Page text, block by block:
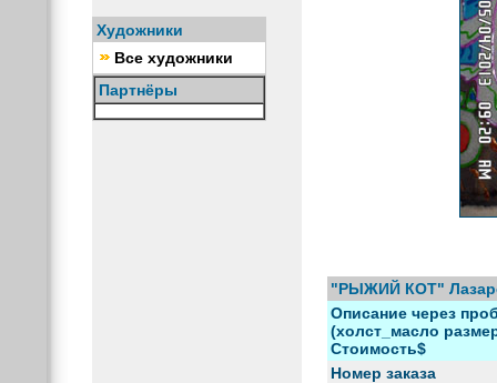
Художники
Все художники
Партнёры
"РЫЖИЙ КОТ"
Описание через
(холст_масло
Стоимость$
Номер заказа